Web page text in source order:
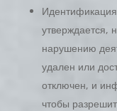
утверждается,
нарушению
удален или
отключен, и
чтобы